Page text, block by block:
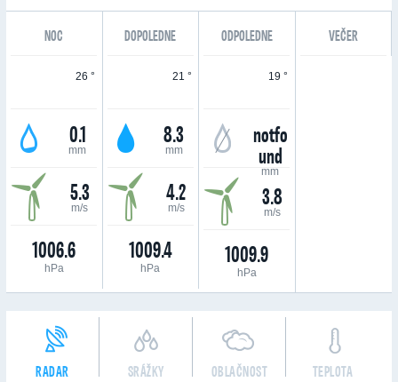
NOC DOPOLEDNE ODPOLEDNE VEČER
26 °
0.1
mm
5.3
m/s
1006.6
hPa
21 °
8.3
mm
4.2
m/s
1009.4
hPa
19 °
notfo
und
mm
3.8
m/s
1009.9
hPa
RADAR SRÁŽKY OBLAČNOST TEPLOTA